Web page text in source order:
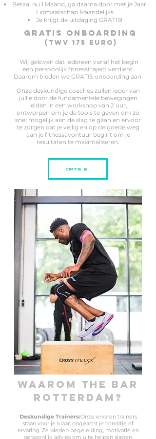
Betaal nu 1 Maand, ga daarna door met je Jaar
Lidmaatschap Maandelijks
Je krijgt de uitdaging GRATIS!
Gratis onboarding
(twv 175 euro)
Wij geloven dat iedereen vanaf het begin
een persoonlijk fitnesstraject verdient.
Daarom bieden we GRATIS onboarding aan.
Onze deskundige coaches zullen ieder van
jullie door de fundamentele bewegingen
leiden in een workshop van 2 uur,
ontworpen om je de tools te geven om zo
snel mogelijk aan de slag te gaan en ervoor
te zorgen dat je veilig en op de goede weg
aan je fitnessavontuur begint om je
resultaten te maximaliseren.
OPTIE 2
WAAROM THE BAR
ROTTERDAM?
Deskundige Trainers:Onze ervaren trainers
staan voor je klaar, ongeacht je conditie of
ervaring. Ze bieden begeleiding, motivatie en
persoonlijk advies om u te helpen slagen.